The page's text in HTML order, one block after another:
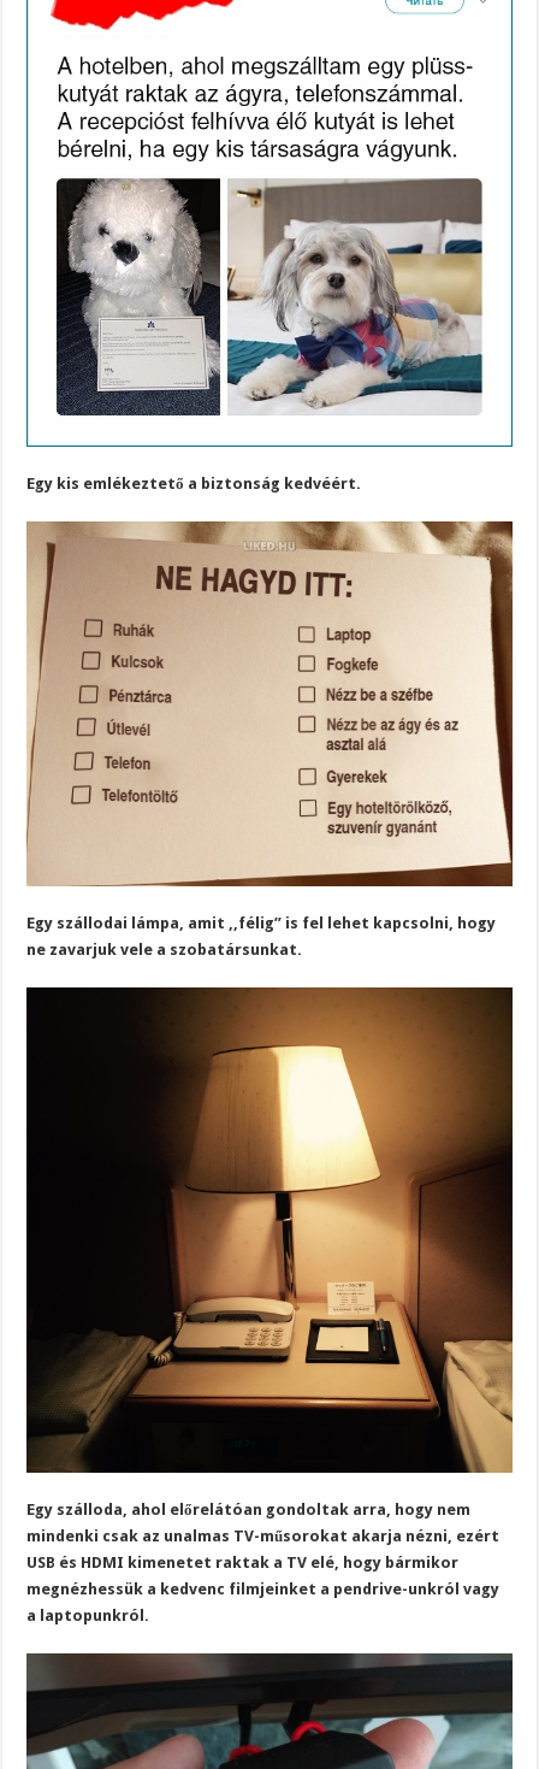
Egy kis emlékeztető a biztonság kedvéért.
Egy szállodai lámpa, amit ,,félig” is fel lehet kapcsolni, hogy
ne zavarjuk vele a szobatársunkat.
Egy szálloda, ahol előrelátóan gondoltak arra, hogy nem
mindenki csak az unalmas TV-műsorokat akarja nézni, ezért
USB és HDMI kimenetet raktak a TV elé, hogy bármikor
megnézhessük a kedvenc filmjeinket a pendrive-unkról vagy
a laptopunkról.